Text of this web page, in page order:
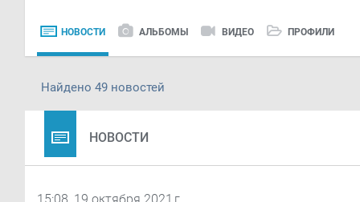
НОВОСТИ АЛЬБОМЫ ВИДЕО ПРОФИЛИ
Найдено 49 новостей
НОВОСТИ